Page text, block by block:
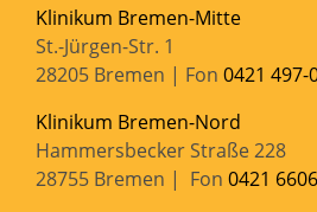
Klinikum Bremen-Mitte
St.-Jürgen-Str. 1
28205 Bremen | Fon 0421 497-
Klinikum Bremen-Nord
Hammersbecker Straße 228
28755 Bremen | Fon 0421